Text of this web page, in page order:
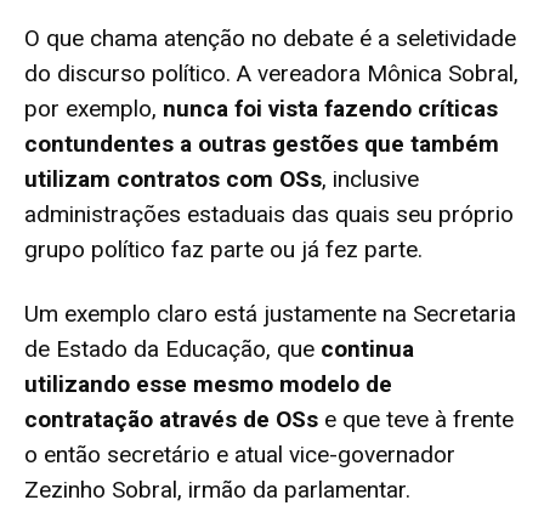
O que chama atenção no debate é a seletividade
do discurso político. A vereadora Mônica Sobral,
por exemplo, nunca foi vista fazendo críticas
contundentes a outras gestões que também
utilizam contratos com OSs, inclusive
administrações estaduais das quais seu próprio
grupo político faz parte ou já fez parte.
Um exemplo claro está justamente na Secretaria
de Estado da Educação, que continua
utilizando esse mesmo modelo de
contratação através de OSs e que teve à frente
o então secretário e atual vice-governador
Zezinho Sobral, irmão da parlamentar.